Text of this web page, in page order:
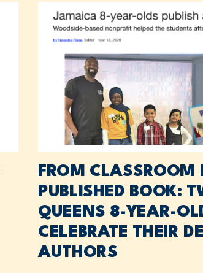
FROM CLASSROOM
PUBLISHED BOOK:
QUEENS 8-YEAR-
CELEBRATE THEIR
AUTHORS